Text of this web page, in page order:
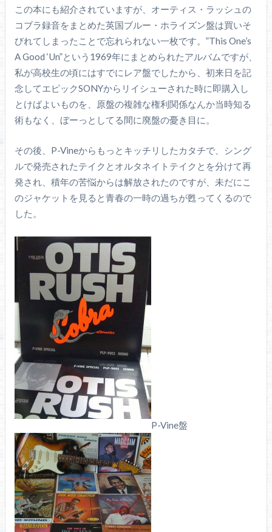
この本にも紹介されていますが、オーティス・ラッシュの
コブラ録音をまとめた英国ブルー・ホライズン盤は買いそ
びれてしまったことで忘れられない一枚です。”This One’s
A Good ‘Un”という1969年にまとめられたアルバムですが、
私が高校生の頃にはすでにレア盤でしたから、初来日を記
念してエピックSONYからリイシューされた時に即購入し
とけばよいものを、原盤の複雑な権利関係なんか当時知る
術もなく、ぼーっとしてる間に廃盤の憂き目に。
その後、P-Vineからもっとキッチリしたカタチで、シング
ルで発売されたテイクとオルタネイトテイクとを分けて再
発され、積年の苦悩からは解放されたのですが、未だにこ
のジャケットを見ると青春の一時の過ちが甦ってくるので
した。
P-Vine盤